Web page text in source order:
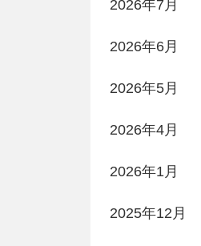
2026年7月
2026年6月
2026年5月
2026年4月
2026年1月
2025年12月